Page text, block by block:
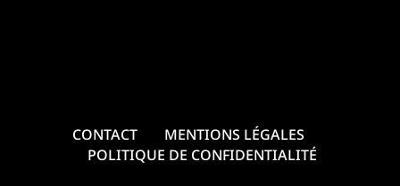
CONTACT
MENTIONS LÉGALES
POLITIQUE DE CONFIDENTIALITÉ